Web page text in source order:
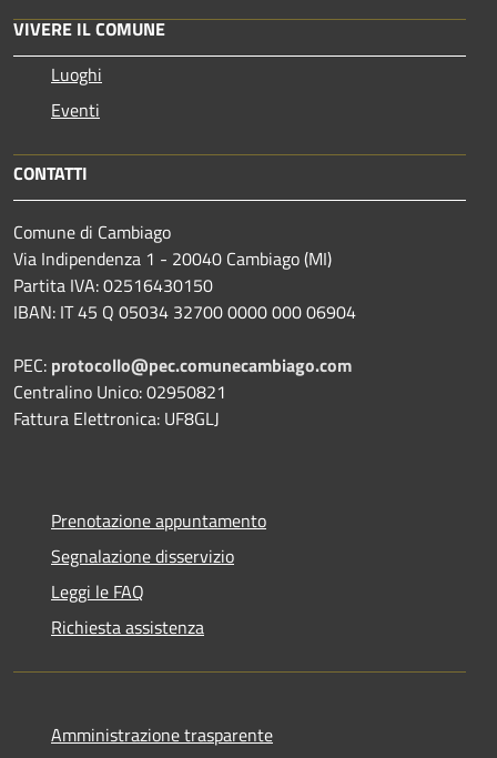
VIVERE IL COMUNE
Luoghi
Eventi
CONTATTI
Comune di Cambiago
Via Indipendenza 1 - 20040 Cambiago (MI)
Partita IVA: 02516430150
IBAN: IT 45 Q 05034 32700 0000 000 06904
PEC: protocollo@pec.comunecambiago.com
Centralino Unico: 02950821
Fattura Elettronica: UF8GLJ
Prenotazione appuntamento
Segnalazione disservizio
Leggi le FAQ
Richiesta assistenza
Amministrazione trasparente